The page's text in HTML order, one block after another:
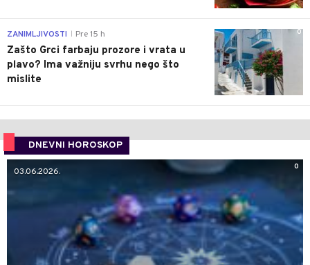
0
ZANIMLJIVOSTI Pre 15 h
Zašto Grci farbaju prozore i vrata u
plavo? Ima važniju svrhu nego što
mislite
DNEVNI HOROSKOP
0
03.06.2026.